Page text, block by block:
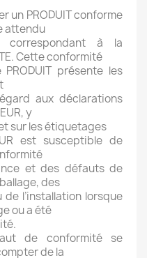
un PRODUIT conforme
attendu
correspondant à la
Cette conformité
présente les
aux déclarations
y
sur les étiquetages
est susceptible de
et des défauts de
des
l’installation lorsque
ou a été
de conformité se
de la